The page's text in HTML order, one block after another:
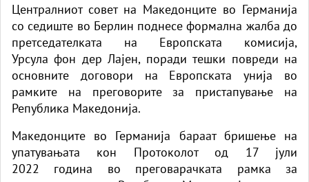
Централниот совет на Македонците во Германија
со седиште во Берлин поднесе формална жалба до
претседателката на Европската комисија,
Урсула фон дер Лајен, поради тешки повреди на
основните договори на Европската унија во
рамките на преговорите за пристапување на
Република Македонија.
Македонците во Германија бараат бришење на
упатувањата кон Протоколот од 17 јули
2022
година
во преговарачката рамка за